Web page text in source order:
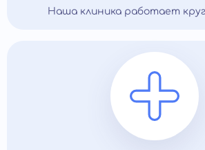
Наша клиника работает